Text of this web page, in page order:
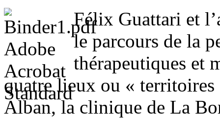
Félix Guattari et
le parcours de la
thérapeutiques et
quatre lieux ou «
Alban, la clinique de La